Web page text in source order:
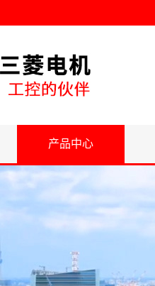
产品中心